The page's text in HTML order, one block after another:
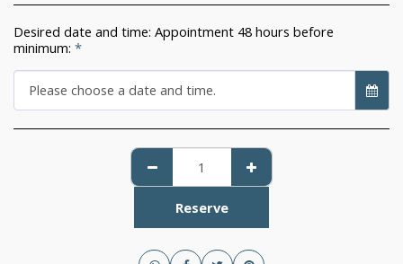
Desired date and time: Appointment 48 hours before
minimum: *
Please choose a date and time.
Reserve